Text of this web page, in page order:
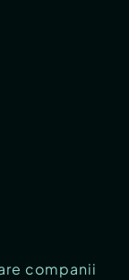
companii